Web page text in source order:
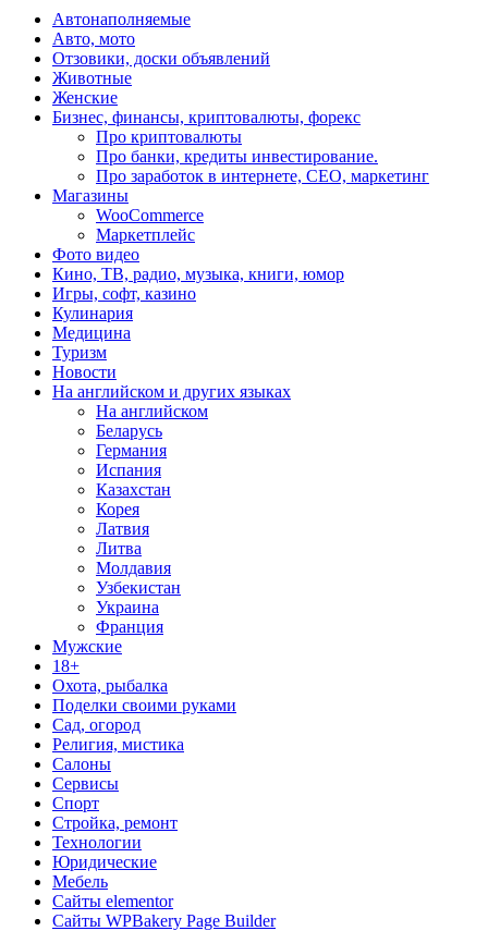
Автонаполняемые
Авто, мото
Отзовики, доски объявлений
Животные
Женские
Бизнес, финансы, криптовалюты, форекс
Про криптовалюты
Про банки, кредиты инвестирование.
Про заработок в интернете, СЕО, маркетинг
Магазины
WooCommerce
Маркетплейс
Фото видео
Кино, ТВ, радио, музыка, книги, юмор
Игры, софт, казино
Кулинария
Медицина
Туризм
Новости
На английском и других языках
На английском
Беларусь
Германия
Испания
Казахстан
Корея
Латвия
Литва
Молдавия
Узбекистан
Украина
Франция
Мужские
18+
Охота, рыбалка
Поделки своими руками
Сад, огород
Религия, мистика
Салоны
Сервисы
Спорт
Стройка, ремонт
Технологии
Юридические
Мебель
Сайты elementor
Сайты WPBakery Page Builder